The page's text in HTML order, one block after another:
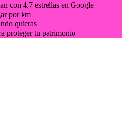
con 4.7 estrellas en Google
por km
quieras
proteger tu patrimonio